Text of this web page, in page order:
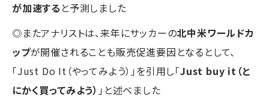
が加速する と予測しました
◎またアナリストは、来年にサッカーの北中米ワールドカ
ップが開催されることも販売促進要因となるとして、
「Just Do It（やってみよう）」を引用し「Just buy it（と
にかく買ってみよう） 」と述べました